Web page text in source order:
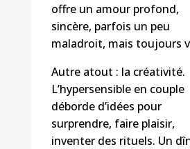
offre un amour profond,
sincère, parfois un peu
maladroit, mais toujours
Autre atout : la créativité.
L’hypersensible en couple
déborde d’idées pour
surprendre, faire plaisir,
inventer des rituels. Un